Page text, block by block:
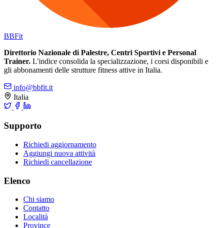
BBFit
Direttorio Nazionale di Palestre, Centri Sportivi e Personal
Trainer. L'indice consolida la specializzazione, i corsi disponibili e
gli abbonamenti delle strutture fitness attive in Italia.
info@bbfit.it
Italia
Supporto
Richiedi aggiornamento
Aggiungi nuova attività
Richiedi cancellazione
Elenco
Chi siamo
Contatto
Località
Province